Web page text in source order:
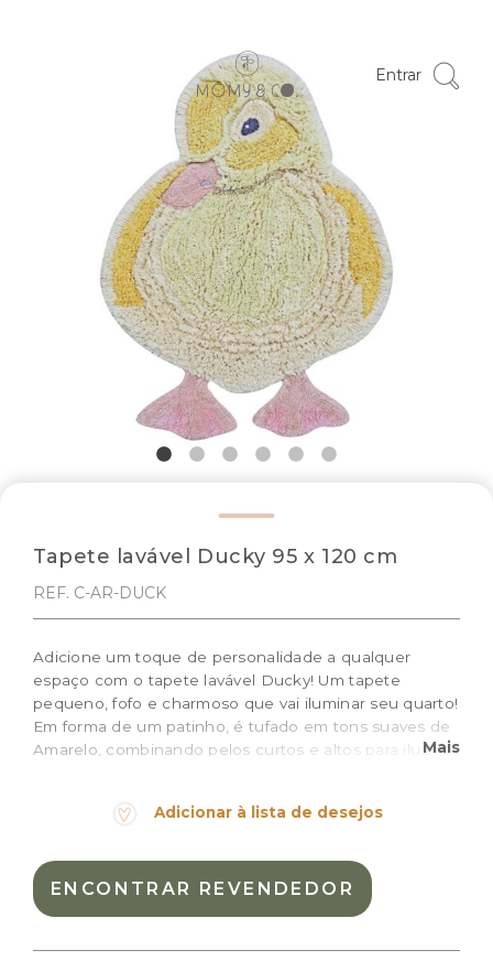
Entrar
Tapete lavável Ducky 95 x 120 cm
REF. C-AR-DUCK
Adicione um toque de personalidade a qualquer
espaço com o tapete lavável Ducky! Um tapete
pequeno, fofo e charmoso que vai iluminar seu quarto!
Em forma de um patinho, é tufado em tons suaves de
Amarelo, combinando pelos curtos e altos para ilustrar
Tamanho: 95 x 120 cm
Materiais:
Algodão natural
Peso: 2.300kg
Dimensões das embalagem: 48,0 × 47,0 × 9,0 cm
Mais
Adicionar à lista de desejos
ENCONTRAR REVENDEDOR